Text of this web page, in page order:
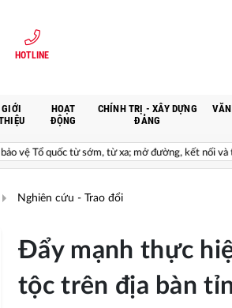
HOTLINE
GIỚI
HOẠT
ĐỘNG
CHÍNH TRỊ - XÂY DỰNG
ĐẢNG
từ xa; mở đường, kết nối và tranh thủ nguồn
Nghiên cứu - Trao đổi
Đẩy mạnh thực
tộc trên địa bàn